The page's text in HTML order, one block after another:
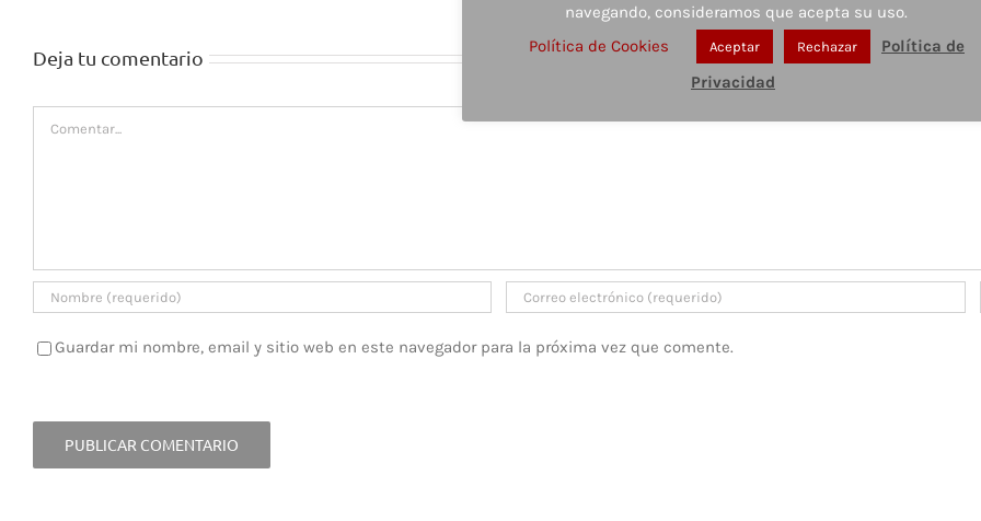
Deja tu comentario
Guardar mi nombre, email y sitio web en este navegador para la próxima vez que comente.
navegando, consideramos que acepta su uso.
Política de Cookies
Aceptar Rechazar
Política de
Privacidad